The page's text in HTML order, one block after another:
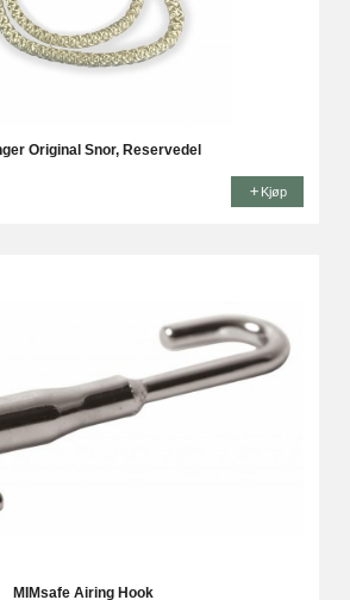
Original Snor, Reservedel
Kjøp
MIMsafe Airing Hook